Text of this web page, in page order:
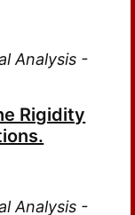
Analysis -
Rigidity
Analysis -